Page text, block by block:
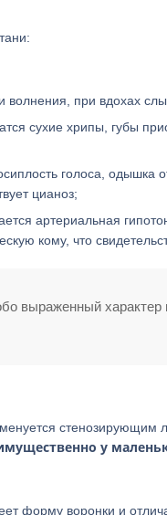
волнения, при вдохах
сухие хрипы, губы
голоса, одышка
цианоз;
артериальная
кому, что
выраженный
стенозирующим
у
форму воронки и